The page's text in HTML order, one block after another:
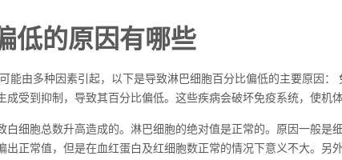
低的原因有哪些
能由多种因素引起，以下是导致淋巴细胞百分比偏低的主要原因：
受到抑制，导致其百分比偏低。这些疾病会破坏免疫系统，使机体
细胞总数升高造成的。淋巴细胞的绝对值是正常的。原因一般是
正常值，但是在血红蛋白及红细胞数正常的情况下意义不大。另